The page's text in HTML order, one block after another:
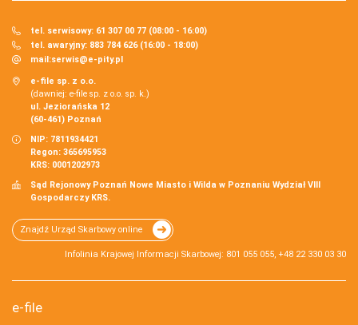
tel. serwisowy: 61 307 00 77 (08:00 - 16:00)
tel. awaryjny: 883 784 626 (16:00 - 18:00)
mail:serwis@e-pity.pl
e-file sp. z o.o.
(dawniej: e-file sp. z o.o. sp. k.)
ul. Jeziorańska 12
(60-461) Poznań
NIP: 7811934421
Regon: 365695953
KRS: 0001202973
Sąd Rejonowy Poznań Nowe Miasto i Wilda w Poznaniu Wydział VIII
Gospodarczy KRS.
Znajdź Urząd Skarbowy online
Infolinia Krajowej Informacji Skarbowej: 801 055 055, +48 22 330 03 30
e-file